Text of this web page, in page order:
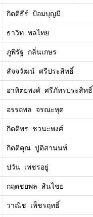
กิตติธีร์ ป้อมบุญมี
ธาวิท พลไทย
ภูพิรัฐ กลิ่นเกษร
สัจจวัฒน์ ศรีประสิทธิ์
อาทิตยพงศ์ ศรีภัทรประสิทธิ์
อรรถพล จรณะหุต
กิตติพร ชวนะพงศ์
กิตติคุณ ปูติสานนท์
ปวัน เพชรอยู่
กฤตชยพล สินไชย
วาณิช เพ็ชรฤทธิ์